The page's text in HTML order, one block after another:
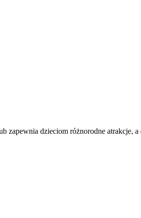
dzieciom różnorodne atrakcje,